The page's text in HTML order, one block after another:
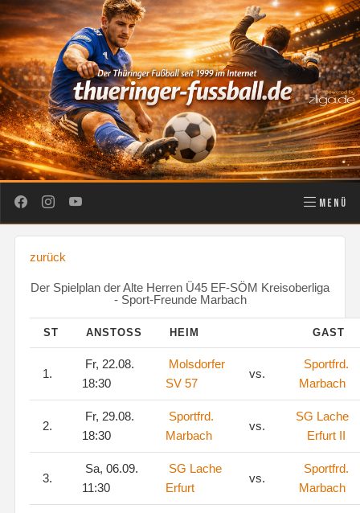
MENÜ
zurück
Der Spielplan der Alte Herren Ü45 EF-SÖM Kreisoberliga
- Sport-Freunde Marbach
ST ANSTOSS HEIM GAST
1.
Fr, 22.08.
18:30
Molsdorfer
SV 57
vs.
Sportfrd.
Marbach
2.
Fr, 29.08.
18:30
Sportfrd.
Marbach
vs.
SG Lache
Erfurt II
3.
Sa, 06.09.
11:30
SG Lache
Erfurt
vs.
Sportfrd.
Marbach